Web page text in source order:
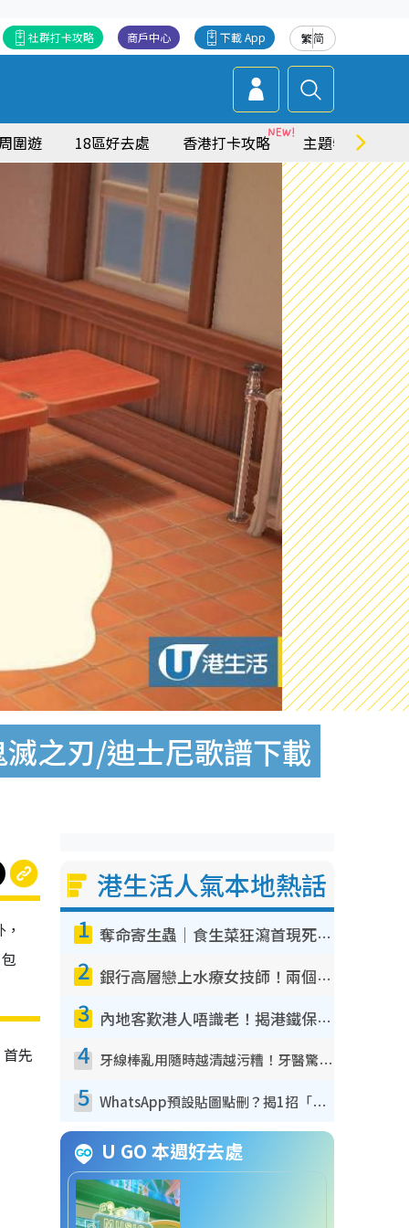
繁简
下載 App
商戶中心
社群打卡攻略
圍遊 18區好去處 香港打卡攻略 主題特集
之刃/迪士尼歌譜下載
先
港生活人氣本地熱話
1 奪命寄生蟲｜食生菜狂瀉首現死者！疫潮惡化錄1.8萬宗病例 揭洗菜3大謬誤
2 銀行高層戀上水療女技師！兩個月借128萬驚覺「沉船」沉落火海 揭背後疑似邪教操控賣淫
3 內地客歎港人唔識老！揭港鐵保鮮級冷氣 港人求放過：咪投訴
4 牙線棒亂用隨時越清越污糟！牙醫驚揭盲目過戶細菌恐致蛀牙：呢種先係日常真保養
5 WhatsApp預設貼圖點刪？揭1招「反向操作」還原簡潔介面 附3步實測教學
U GO 本週好去處